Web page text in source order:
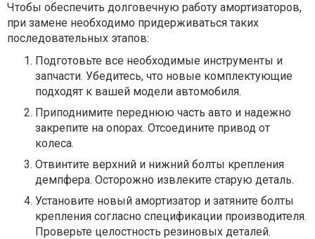
Чтобы обеспечить долговечную работу амортизаторов,
при замене необходимо придерживаться таких
последовательных этапов:
Подготовьте все необходимые инструменты и
запчасти. Убедитесь, что новые комплектующие
подходят к вашей модели автомобиля.
Приподнимите переднюю часть авто и надежно
закрепите на опорах. Отсоедините привод от
колеса.
Отвинтите верхний и нижний болты крепления
демпфера. Осторожно извлеките старую деталь.
Установите новый амортизатор и затяните болты
крепления согласно спецификации производителя.
Проверьте целостность резиновых деталей.